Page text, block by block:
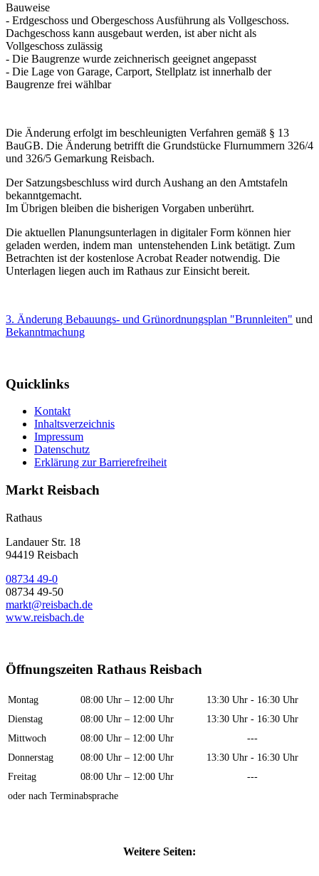
Bauweise
- Erdgeschoss und Obergeschoss Ausführung als Vollgeschoss.
Dachgeschoss kann ausgebaut werden, ist aber nicht als
Vollgeschoss zulässig
- Die Baugrenze wurde zeichnerisch geeignet angepasst
- Die Lage von Garage, Carport, Stellplatz ist innerhalb der
Baugrenze frei wählbar
Die Änderung erfolgt im beschleunigten Verfahren gemäß § 13
BauGB. Die Änderung betrifft die Grundstücke Flurnummern 326/4
und 326/5 Gemarkung Reisbach.
Der Satzungsbeschluss wird durch Aushang an den Amtstafeln
bekanntgemacht.
Im Übrigen bleiben die bisherigen Vorgaben unberührt.
Die aktuellen Planungsunterlagen in digitaler Form können hier
geladen werden, indem man untenstehenden Link betätigt. Zum
Betrachten ist der kostenlose Acrobat Reader notwendig. Die
Unterlagen liegen auch im Rathaus zur Einsicht bereit.
3. Änderung Bebauungs- und Grünordnungsplan "Brunnleiten" und
Bekanntmachung
Quicklinks
Kontakt
Inhaltsverzeichnis
Impressum
Datenschutz
Erklärung zur Barrierefreiheit
Markt Reisbach
Rathaus
Landauer Str. 18
94419 Reisbach
08734 49-0
08734 49-50
markt@reisbach.de
www.reisbach.de
Öffnungszeiten Rathaus Reisbach
Montag 08:00 Uhr – 12:00 Uhr
13:30 Uhr - 16:30 Uhr
Dienstag
08:00 Uhr – 12:00 Uhr
13:30 Uhr - 16:30 Uhr
Mittwoch
08:00 Uhr – 12:00 Uhr
---
Donnerstag
08:00 Uhr – 12:00 Uhr
13:30 Uhr - 16:30 Uhr
Freitag
08:00 Uhr – 12:00 Uhr
---
oder nach Terminabsprache
Weitere Seiten: